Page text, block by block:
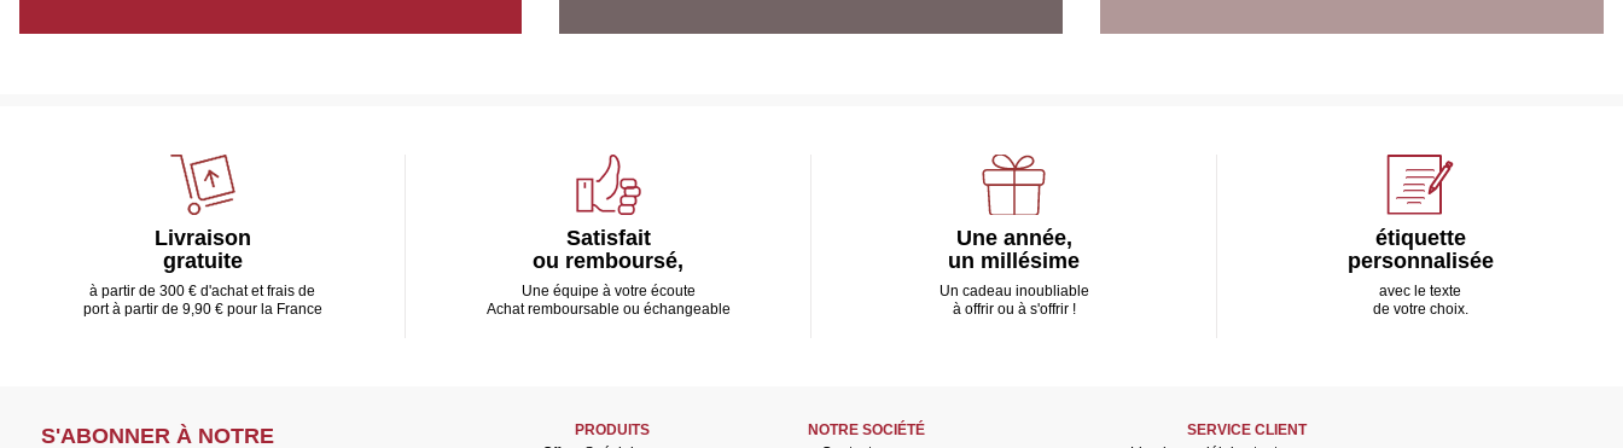
Livraison
gratuite
à partir de 300 € d'achat et frais de
port à partir de 9,90 € pour la France
Satisfait
ou remboursé,
Une équipe à votre écoute
Achat remboursable ou échangeable
Une année,
un millésime
Un cadeau inoubliable
à offrir ou à s'offrir !
étiquette
personnalisée
avec le texte
de votre choix.
S'ABONNER À NOTRE
PRODUITS
NOTRE SOCIÉTÉ
SERVICE CLIENT